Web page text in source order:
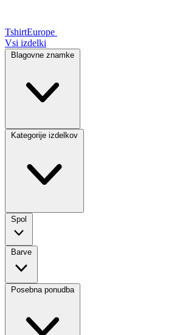
TshirtEurope
Vsi izdelki
Blagovne znamke
Kategorije izdelkov
Spol
Barve
Posebna ponudba